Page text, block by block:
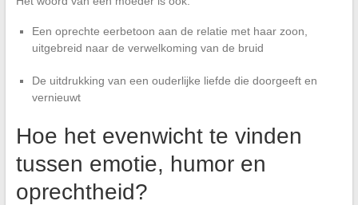
Een oprechte eerbetoon aan de relatie met haar zoon,
uitgebreid naar de verwelkoming van de bruid
De uitdrukking van een ouderlijke liefde die doorgeeft en
vernieuwt
Hoe het evenwicht te vinden
tussen emotie, humor en
oprechtheid?